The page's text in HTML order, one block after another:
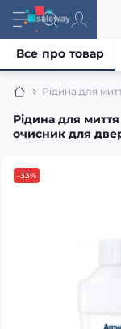
Рідина для
Рідина для
очисник для
Все про товар
-33%